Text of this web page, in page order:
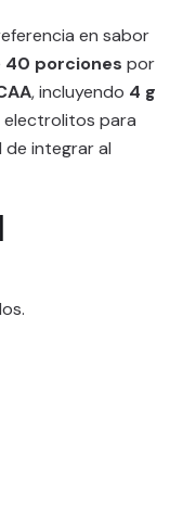
en sabor
40 porciones por
, incluyendo 4 g
electrolitos para
integrar al